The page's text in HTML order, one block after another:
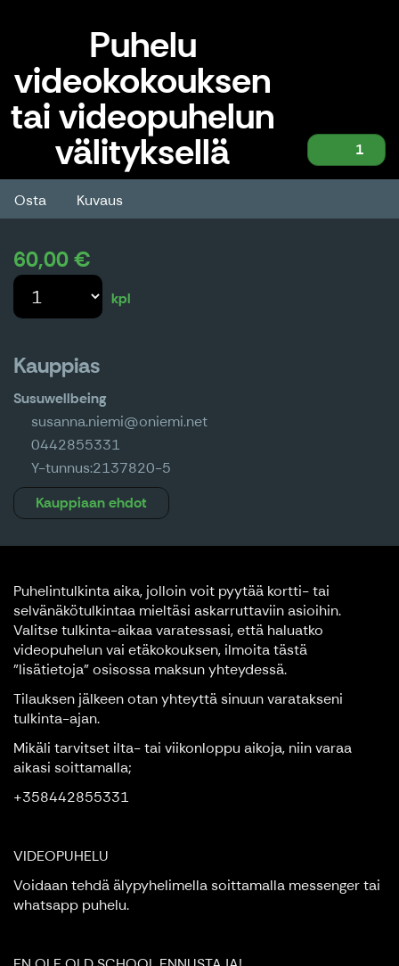
Puhelu
videokokouksen
tai videopuhelun
välityksellä 1 Puhelu videokokouksen tai videopuhelun välityksellä
Osta Kuvaus
60,00 €
kpl
Kauppias
Susuwellbeing
susanna.niemi@oniemi.net
0442855331
Y-tunnus:2137820-5
Kauppiaan ehdot
Puhelintulkinta aika, jolloin voit pyytää kortti- tai
selvänäkötulkintaa mieltäsi askarruttaviin asioihin.
Valitse tulkinta-aikaa varatessasi, että haluatko
videopuhelun vai etäkokouksen, ilmoita tästä
"lisätietoja" osisossa maksun yhteydessä.
Tilauksen jälkeen otan yhteyttä sinuun varatakseni
tulkinta-ajan.
Mikäli tarvitset ilta- tai viikonloppu aikoja, niin varaa
aikasi soittamalla;
+358442855331
VIDEOPUHELU
Voidaan tehdä älypyhelimella soittamalla messenger tai
whatsapp puhelu.